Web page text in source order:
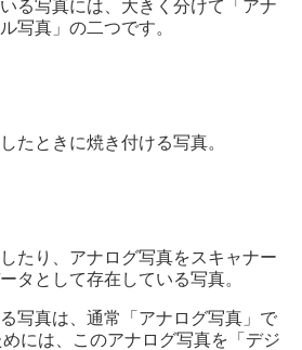
る写真には、大きく分けて「アナ
写真」の二つです。
たときに焼き付ける写真。
たり、アナログ写真をスキャナー
タとして存在している写真。
写真は、通常「アナログ写真」で
には、このアナログ写真を「デジ